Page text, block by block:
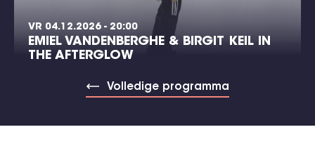
VR 04.12.2026 - 20:00
EMIEL VANDENBERGHE & BIRGIT KEIL IN
THE AFTERGLOW
Volledige programma